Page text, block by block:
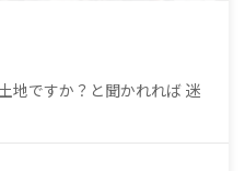
地ですか？と聞かれれば 迷